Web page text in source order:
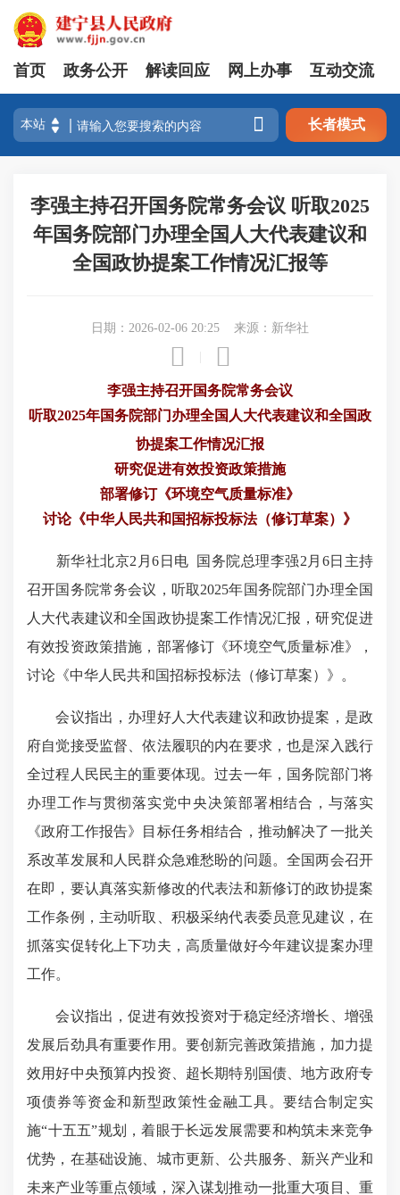
首页 政务公开 解读回应 网上办事 互动交流
 长者模式
李强主持召开国务院常务会议 听取2025
年国务院部门办理全国人大代表建议和
全国政协提案工作情况汇报等
日期：2026-02-06 20:25 来源：新华社
 
李强主持召开国务院常务会议
听取2025年国务院部门办理全国人大代表建议和全国政
协提案工作情况汇报
研究促进有效投资政策措施
部署修订《环境空气质量标准》
讨论《中华人民共和国招标投标法（修订草案）》
新华社北京2月6日电 国务院总理李强2月6日主持
召开国务院常务会议，听取2025年国务院部门办理全国
人大代表建议和全国政协提案工作情况汇报，研究促进
有效投资政策措施，部署修订《环境空气质量标准》，
讨论《中华人民共和国招标投标法（修订草案）》。
会议指出，办理好人大代表建议和政协提案，是政
府自觉接受监督、依法履职的内在要求，也是深入践行
全过程人民民主的重要体现。过去一年，国务院部门将
办理工作与贯彻落实党中央决策部署相结合，与落实
《政府工作报告》目标任务相结合，推动解决了一批关
系改革发展和人民群众急难愁盼的问题。全国两会召开
在即，要认真落实新修改的代表法和新修订的政协提案
工作条例，主动听取、积极采纳代表委员意见建议，在
抓落实促转化上下功夫，高质量做好今年建议提案办理
工作。
会议指出，促进有效投资对于稳定经济增长、增强
发展后劲具有重要作用。要创新完善政策措施，加力提
效用好中央预算内投资、超长期特别国债、地方政府专
项债券等资金和新型政策性金融工具。要结合制定实
施“十五五”规划，着眼于长远发展需要和构筑未来竞争
优势，在基础设施、城市更新、公共服务、新兴产业和
未来产业等重点领域，深入谋划推动一批重大项目、重